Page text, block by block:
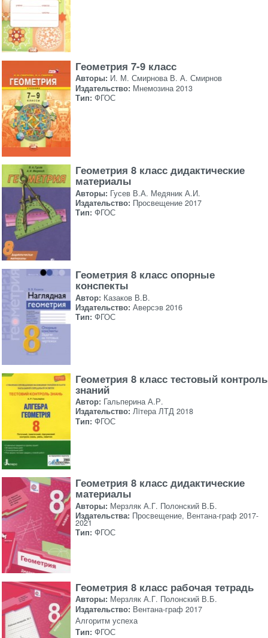
Геометрия 7-9 класс
Авторы: И. М. Смирнова В. А. Смирнов
Издательство: Мнемозина 2013
Тип: ФГОС
Геометрия 8 класс дидактические
материалы
Авторы: Гусев В.А. Медяник А.И.
Издательство: Просвещение 2017
Тип: ФГОС
Геометрия 8 класс опорные
конспекты
Автор: Казаков В.В.
Издательство: Аверсэв 2016
Тип: ФГОС
Геометрия 8 класс тестовый контроль
знаний
Автор: Гальперина А.Р.
Издательство: Лiтера ЛТД 2018
Тип: ФГОС
Геометрия 8 класс дидактические
материалы
Авторы: Мерзляк А.Г. Полонский В.Б.
Издательства: Просвещение, Вентана-граф 2017-
2021
Тип: ФГОС
Геометрия 8 класс рабочая тетрадь
Авторы: Мерзляк А.Г. Полонский В.Б.
Издательство: Вентана-граф 2017
Алгоритм успеха
Тип: ФГОС